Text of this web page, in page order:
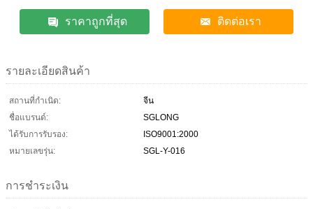
ราคาถูกที่สุด ติดต่อเรา
รายละเอียดสินค้า
สถานที่กำเนิด:
จีน
ชื่อแบรนด์:
SGLONG
ได้รับการรับรอง:
ISO9001:2000
หมายเลขรุ่น:
SGL-Y-016
การชำระเงิน